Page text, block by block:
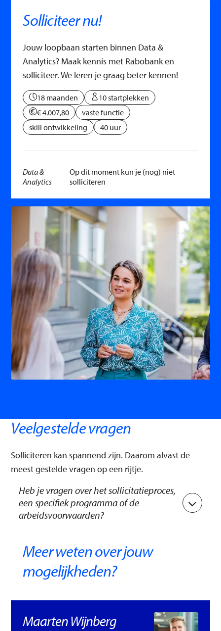
Solliciteer nu!
Jouw loopbaan starten binnen Data &
Analytics? Maak kennis met Rabobank en
solliciteer. We leren je graag beter kennen!
18 maanden
10 startplekken
€ 4.007,80
vaste functie
skill ontwikkeling
40 uur
Data &
Analytics
Op dit moment kun je (nog) niet
solliciteren
Veelgestelde vragen
Solliciteren kan spannend zijn. Daarom alvast de
meest gestelde vragen op een rijtje.
Heb je vragen over het sollicitatieproces,
een specifiek programma of de
arbeidsvoorwaarden?
de webinarshierterug waarin onze recruiters de
vragen rondom de specifieke Traineeships
beantwoorden.
Meer weten over jouw
mogelijkheden?
Maarten Wijnberg